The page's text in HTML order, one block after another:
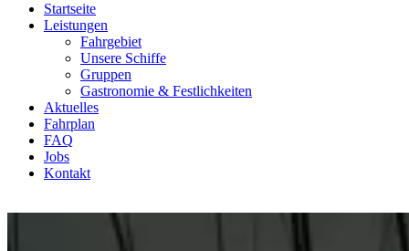
Startseite
Leistungen
Fahrgebiet
Unsere Schiffe
Gruppen
Gastronomie & Festlichkeiten
Aktuelles
Fahrplan
FAQ
Jobs
Kontakt